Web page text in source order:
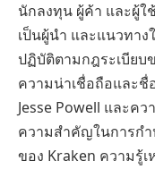
นักลงทุน ผู้ค้า และผู้ใ
เป็นผู้นำ และแนวทา
ปฏิบัติตามกฎระเบียบ
ความน่าเชื่อถือและชื่
Jesse Powell และค
ความสำคัญในการก
ของ Kraken ความรู้